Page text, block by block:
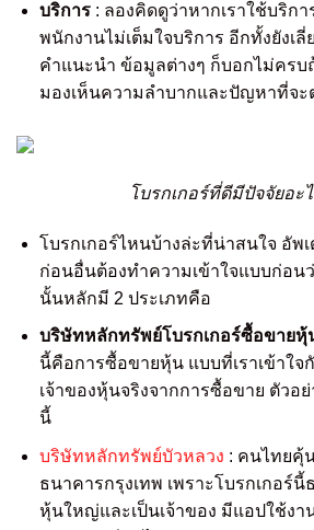
บริการ: ลองคิดดูว่าหากเราใช้บริกา
พนักงานไม่เต็มใจบริการ อีกทั้งยังเ
คำแนะนำ ข้อมูลต่างๆ ก็บอกไม่ครบ
มองเห็นความลำบากและปัญหาที่จะ
โบรกเกอร์ที่ดีมีปัจจัยอะ
โบรกเกอร์ไหนบ้างล่ะที่น่าสนใจ อัพ
ก่อนอื่นต้องทำความเข้าใจแบบก่อน
นั้นหลักมี 2 ประเภทคือ
บริษัทหลักทรัพย์โบรกเกอร์ซื้อขายหุ้
นี้คือการซื้อขายหุ้น แบบที่เราเข้าใจ
เจ้าของหุ้นจริงจากการซื้อขาย ตัวอย่
นี้
บริษัทหลักทรัพย์บัวหลวง : คนไทยคุ้
ธนาคารกรุงเทพ เพราะโบรกเกอร์
หุ้นใหญ่และเป็นเจ้าของ มีแอปใช้งา